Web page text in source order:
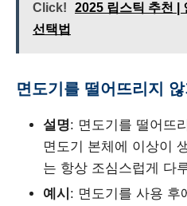
Click!
2025 립스틱 추천 |
선택법
면도기를 떨어뜨리지 않
설명: 면도기를 떨어뜨
면도기 본체에 이상이
는 항상 조심스럽게 다
예시 : 면도기를 사용 후